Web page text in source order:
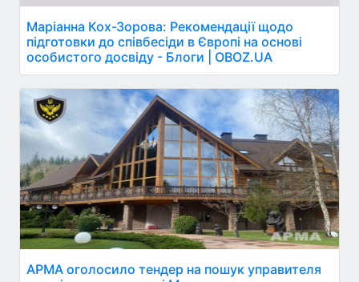
Маріанна Кох-Зорова: Рекомендації щодо
підготовки до співбесіди в Європі на основі
особистого досвіду - Блоги | OBOZ.UA
АРМА оголосило тендер на пошук управителя